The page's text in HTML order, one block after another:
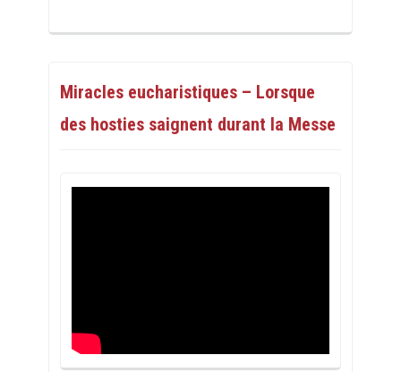
Miracles eucharistiques – Lorsque
des hosties saignent durant la Messe